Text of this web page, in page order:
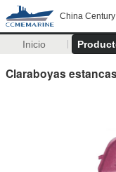
China
Inicio
Claraboyas